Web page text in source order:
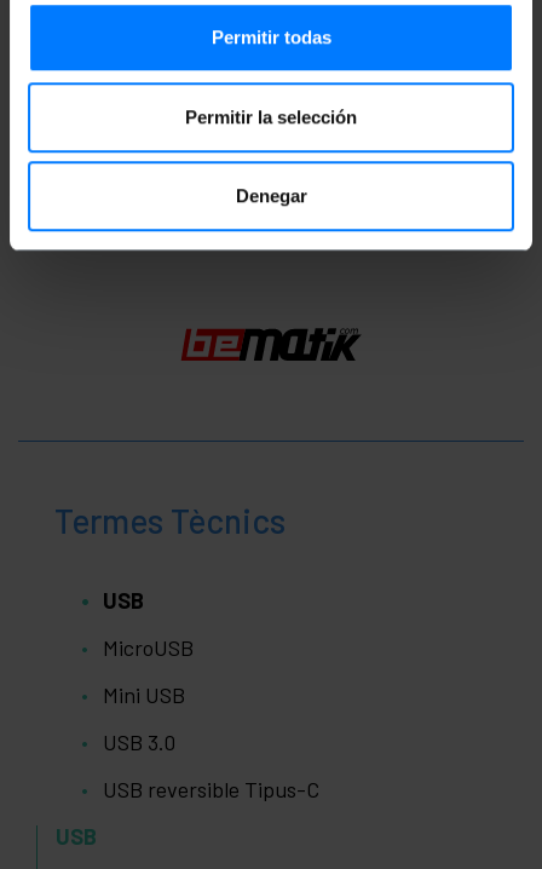
Permitir todas
Permitir la selección
Denegar
Pes brut: 10 g
Nombre de paquets: 1
Termes Tècnics
USB
MicroUSB
Mini USB
USB 3.0
USB reversible Tipus-C
USB